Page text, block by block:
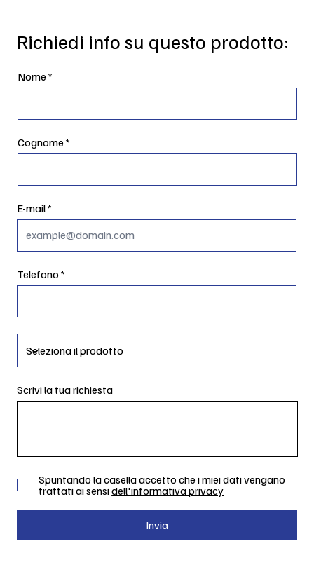
Richiedi info su questo prodotto:
Nome
Cognome
E-mail
Telefono
Scrivi la tua richiesta
Spuntando la casella accetto che i miei dati vengano
trattati ai sensidell'informativa privacy
Invia